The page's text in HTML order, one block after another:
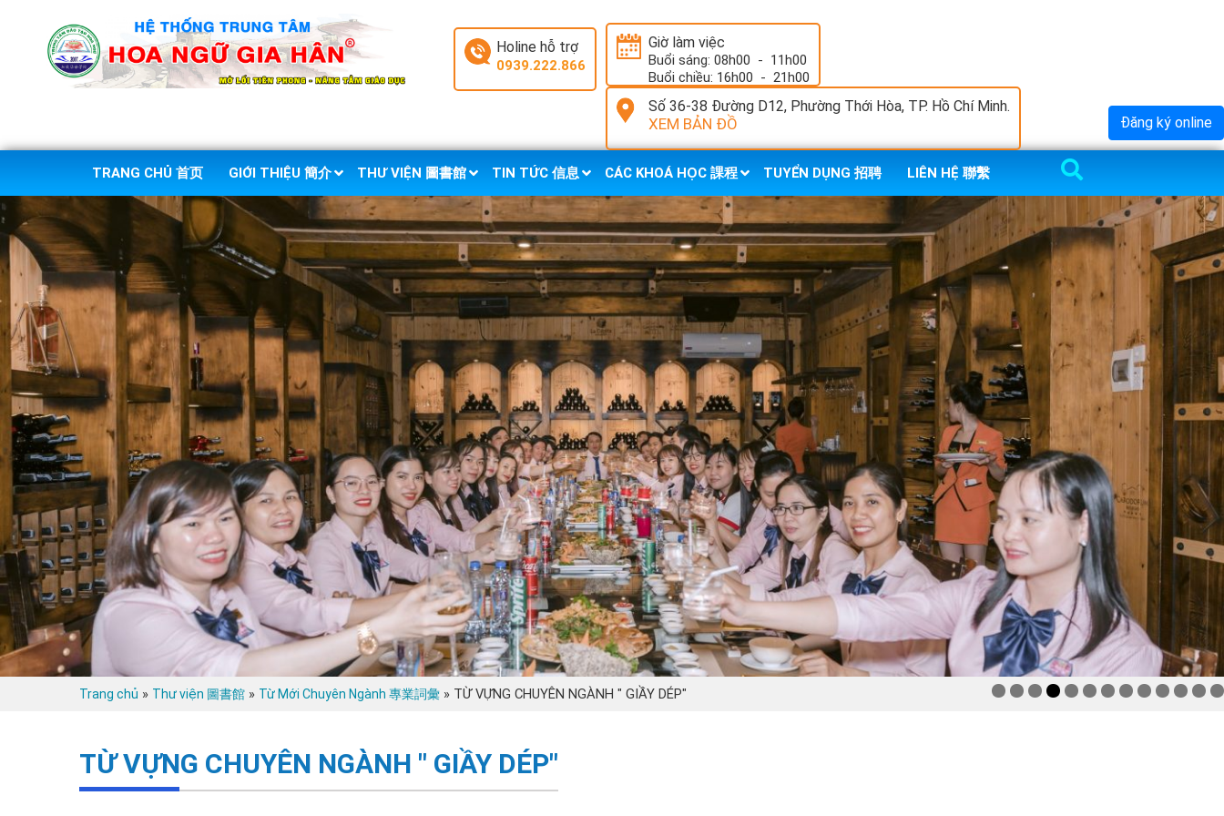
Holine hỗ trợ
0939.222.866
Giờ làm việc
Buổi sáng: 08h00 - 11h00
Buổi chiều: 16h00 - 21h00
Số 36-38 Đường D12, Phường Thới Hòa, TP. Hồ Chí Minh.
XEM BẢN ĐỒ
TRANG CHỦ 首页 GIỚI THIỆU 簡介 THƯ VIỆN 圖書館 TIN TỨC 信息 CÁC KHOÁ HỌC 課程 TUYỂN DỤNG 招聘 LIÊN HỆ 聯繫
Trang chủ » Thư viện 圖書館 » Từ Mới Chuyên Ngành 專業詞彙 » TỪ VỰNG CHUYÊN NGÀNH " GIẦY DÉP"
TỪ VỰNG CHUYÊN NGÀNH " GIẦY DÉP"
Đăng ký online